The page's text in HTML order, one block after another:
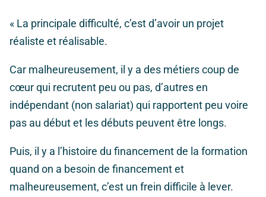
« La principale difficulté, c’est d’avoir un projet
réaliste et réalisable.
Car malheureusement, il y a des métiers coup de
cœur qui recrutent peu ou pas, d’autres en
indépendant (non salariat) qui rapportent peu voire
pas au début et les débuts peuvent être longs.
Puis, il y a l’histoire du financement de la formation
quand on a besoin de financement et
malheureusement, c’est un frein difficile à lever.